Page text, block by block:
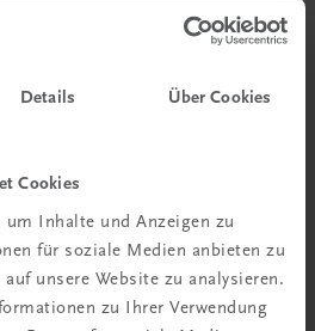
Details Über Cookies
Cookies
um Inhalte und Anzeigen zu
für soziale Medien anbieten zu
unsere Website zu analysieren.
zu Ihrer Verwendung
wir entdecken die Welt
ist gut
Lied